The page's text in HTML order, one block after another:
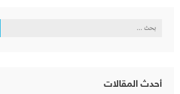
البحث
أحدث المقالات